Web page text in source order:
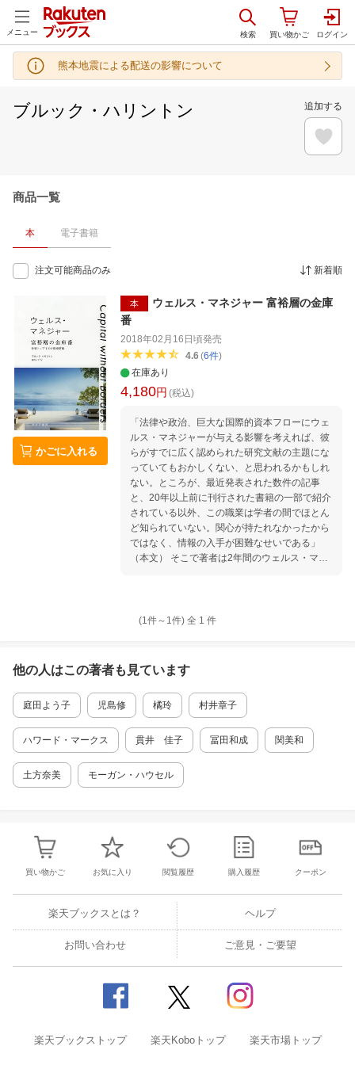
メニュー
熊本地震による配送の影響について
ブルック・ハリントン 追加する
商品一覧
本 電子書籍
注文可能商品のみ 新着順
かごに入れる
本
ウェルス・マネジャー 富裕層の金庫
番
2018年02月16日頃発売
4.6 (6件)
在庫あり
4,180円 (税込)
「法律や政治、巨大な国際的資本フローにウェ
ルス・マネジャーが与える影響を考えれば、彼
らがすでに広く認められた研究文献の主題にな
っていてもおかしくない、と思われるかもしれ
ない。ところが、最近発表された数件の記事
と、20年以上前に刊行された書籍の一部で紹介
されている以外、この職業は学者の間でほとん
ど知られていない。関心が持たれなかったから
ではなく、情報の入手が困難なせいである」
（本文） そこで著者は2年間のウェルス・マネ
かげで、この職業に近づきがたくしていた手強
のは、大富豪の懐に入り、世界規模でマネーを
操る、資産管理のプロたちの姿だった。格差拡
大の原因ともなっている「富豪の執事」たちの
実態を初めて学術的に分析する。
(1件～ 1件) 全 1 件
他の人はこの著者も見ています
庭田よう子 児島修 橘玲 村井章子
ハワード・マークス 貫井 佳子 冨田和成 関美和
土方奈美 モーガン・ハウセル
買い物かご お気に入り 閲覧履歴 購入履歴 クーポン
楽天ブックスとは？ ヘルプ
お問い合わせ ご意見・ご要望
楽天ブックストップ 楽天Koboトップ 楽天市場トップ